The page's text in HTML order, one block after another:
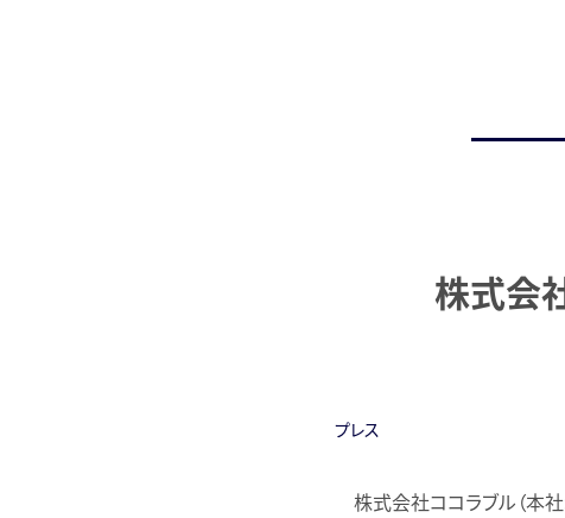
株式会
プレス
株式会社ココラブル（本